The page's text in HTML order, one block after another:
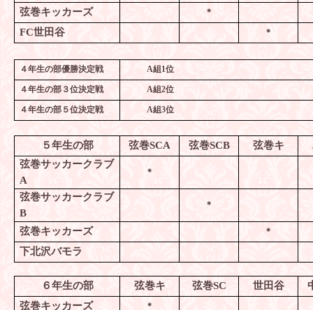
弦巻キッカーズ ＊
FC世田谷 ＊
４年生の部優勝決定戦 A組1位
４年生の部３位決定戦 A組2位
４年生の部５位決定戦 A組3位
５年生の部 弦巻SCA 弦巻SCB 弦巻キ
弦巻サッカークラブ
A
＊
弦巻サッカークラブ
B
＊
弦巻キッカーズ ＊
下北沢バモラ
６年生の部 弦巻キ 弦巻SC 世田谷
弦巻キッカーズ
＊